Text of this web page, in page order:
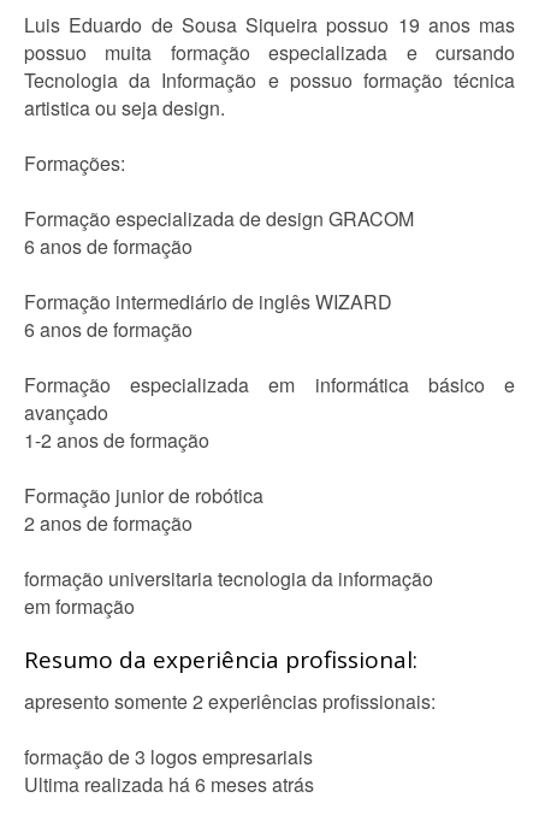
Luis Eduardo de Sousa Siqueira possuo 19 anos mas
possuo muita formação especializada e cursando
Tecnologia da Informação e possuo formação técnica
artistica ou seja design.
Formações:
Formação especializada de design GRACOM
6 anos de formação
Formação intermediário de inglês WIZARD
6 anos de formação
Formação especializada em informática básico e
avançado
1-2 anos de formação
Formação junior de robótica
2 anos de formação
formação universitaria tecnologia da informação
em formação
Resumo da experiência profissional:
apresento somente 2 experiências profissionais:
formação de 3 logos empresariais
Ultima realizada há 6 meses atrás